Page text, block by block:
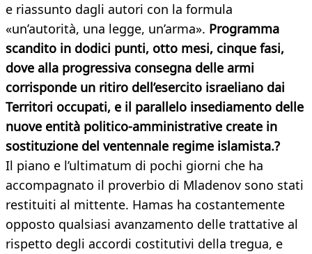
e riassunto dagli autori con la formula
«un’autorità, una legge, un’arma». Programma
scandito in dodici punti, otto mesi, cinque fasi,
dove alla progressiva consegna delle armi
corrisponde un ritiro dell’esercito israeliano dai
Territori occupati, e il parallelo insediamento delle
nuove entità politico-amministrative create in
sostituzione del ventennale regime islamista.?
Il piano e l’ultimatum di pochi giorni che ha
accompagnato il proverbio di Mladenov sono stati
restituiti al mittente. Hamas ha costantemente
opposto qualsiasi avanzamento delle trattative al
rispetto degli accordi costitutivi della tregua, e